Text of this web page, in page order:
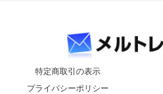
特定商取引の表示
プライバシーポリシー